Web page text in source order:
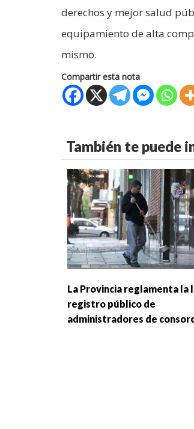
derechos y mejor salud
equipamiento de alta
mismo.
Compartir esta nota
También te puede
La Provincia reglamenta la
registro público de
administradores de